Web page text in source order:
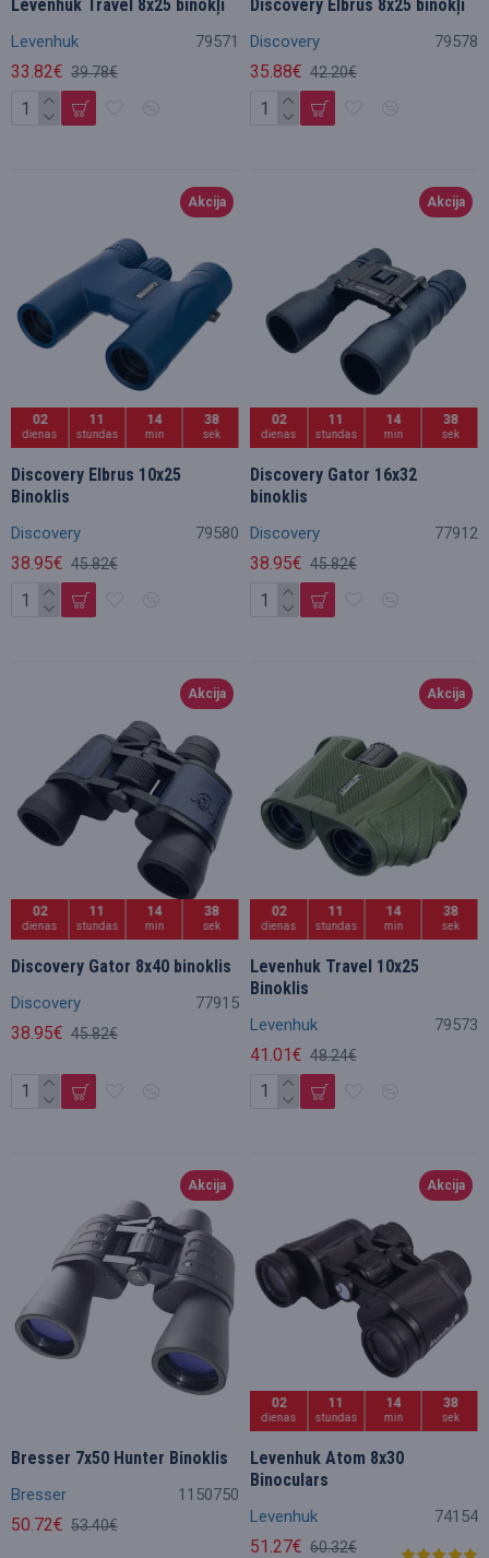
Levenhuk 79571
Levenhuk Travel 8x25 binokļi
33.82€ 39.78€
Discovery 79578
Discovery Elbrus 8x25 binokļi
35.88€ 42.20€
Akcija
02
dienas
11
stundas
14
min
36
sek
Discovery 79580
Discovery Elbrus 10x25
Binoklis
38.95€ 45.82€
Akcija
02
dienas
11
stundas
14
min
36
sek
Discovery 77912
Discovery Gator 16x32
binoklis
38.95€ 45.82€
Akcija
02
dienas
11
stundas
14
min
36
sek
Discovery 77915
Discovery Gator 8x40 binoklis
38.95€ 45.82€
Akcija
02
dienas
11
stundas
14
min
36
sek
Levenhuk 79573
Levenhuk Travel 10x25
Binoklis
41.01€ 48.24€
Akcija
Bresser 1150750
Bresser 7x50 Hunter Binoklis
50.72€ 53.40€
Akcija
02
dienas
11
stundas
14
min
36
sek
Levenhuk 74154
Levenhuk Atom 8x30
Binoculars
51.27€ 60.32€